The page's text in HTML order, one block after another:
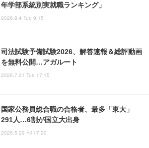
年学部系統別実就職ランキング」
2026.8.4 Tue 9:15
司法試験予備試験2026、解答速報＆総評動画
を無料公開…アガルート
2026.7.21 Tue 17:15
国家公務員総合職の合格者、最多「東大」
291人…6割が国立大出身
2026.5.29 Fri 17:20